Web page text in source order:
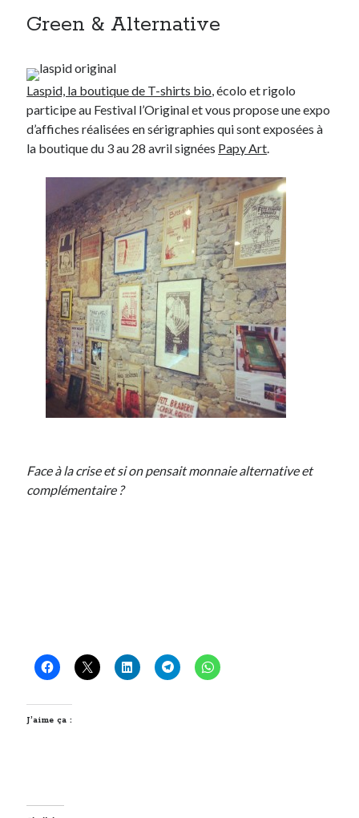
Green & Alternative
Laspid, la boutique de T-shirts bio, écolo et rigolo
participe au Festival l’Original et vous propose une expo
d’affiches réalisées en sérigraphies qui sont exposées à
la boutique du 3 au 28 avril signées Papy Art.
Face à la crise et si on pensait monnaie alternative et
complémentaire ?
J’aime ça :